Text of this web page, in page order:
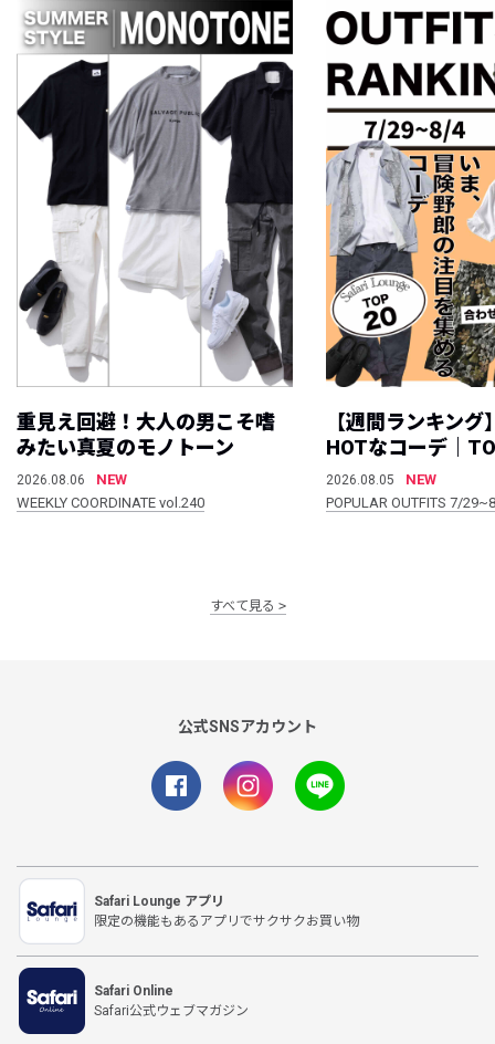
重見え回避！大人の男こそ嗜
みたい真夏のモノトーン
2026.08.06
NEW
WEEKLY COORDINATE vol.240
【週間ランキング
HOTなコーデ｜
2026.08.05
NEW
POPULAR OUTFITS 7/
すべて見る
公式SNSアカウント
Safari Lounge アプリ
限定の機能もあるアプリでサクサクお買い物
Safari Online
Safari公式ウェブマガジン